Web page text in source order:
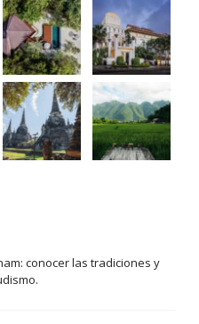
conocer las tradiciones y